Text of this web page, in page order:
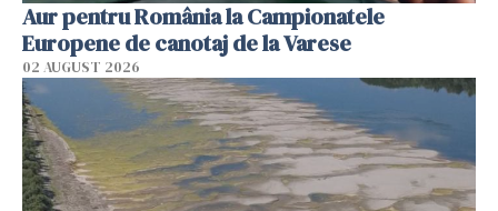
Aur pentru România la Campionatele
Europene de canotaj de la Varese
02 AUGUST 2026